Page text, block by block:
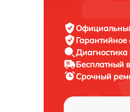
Диагностика
Бесплатный
Срочный